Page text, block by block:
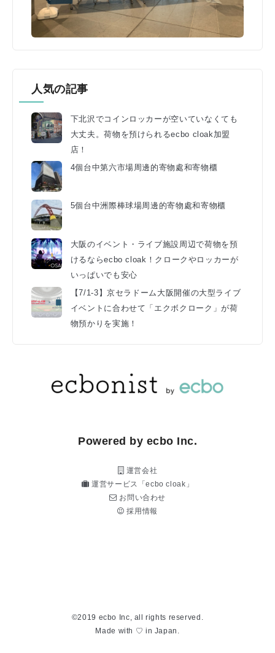
人気の記事
下北沢でコインロッカーが空いていなくても
大丈夫。荷物を預けられるecbo cloak加盟
店！
4個台中第六市場周邊的寄物處和寄物櫃
5個台中洲際棒球場周邊的寄物處和寄物櫃
大阪のイベント・ライブ施設周辺で荷物を預
けるならecbo cloak！クロークやロッカーが
いっぱいでも安心
【7/1-3】京セラドーム大阪開催の大型ライブ
イベントに合わせて「エクボクローク」が荷
物預かりを実施！
Powered by ecbo Inc.
運営会社
運営サービス「ecbo cloak」
お問い合わせ
採用情報
©2019 ecbo Inc, all rights reserved.
Made with ♡ in Japan.